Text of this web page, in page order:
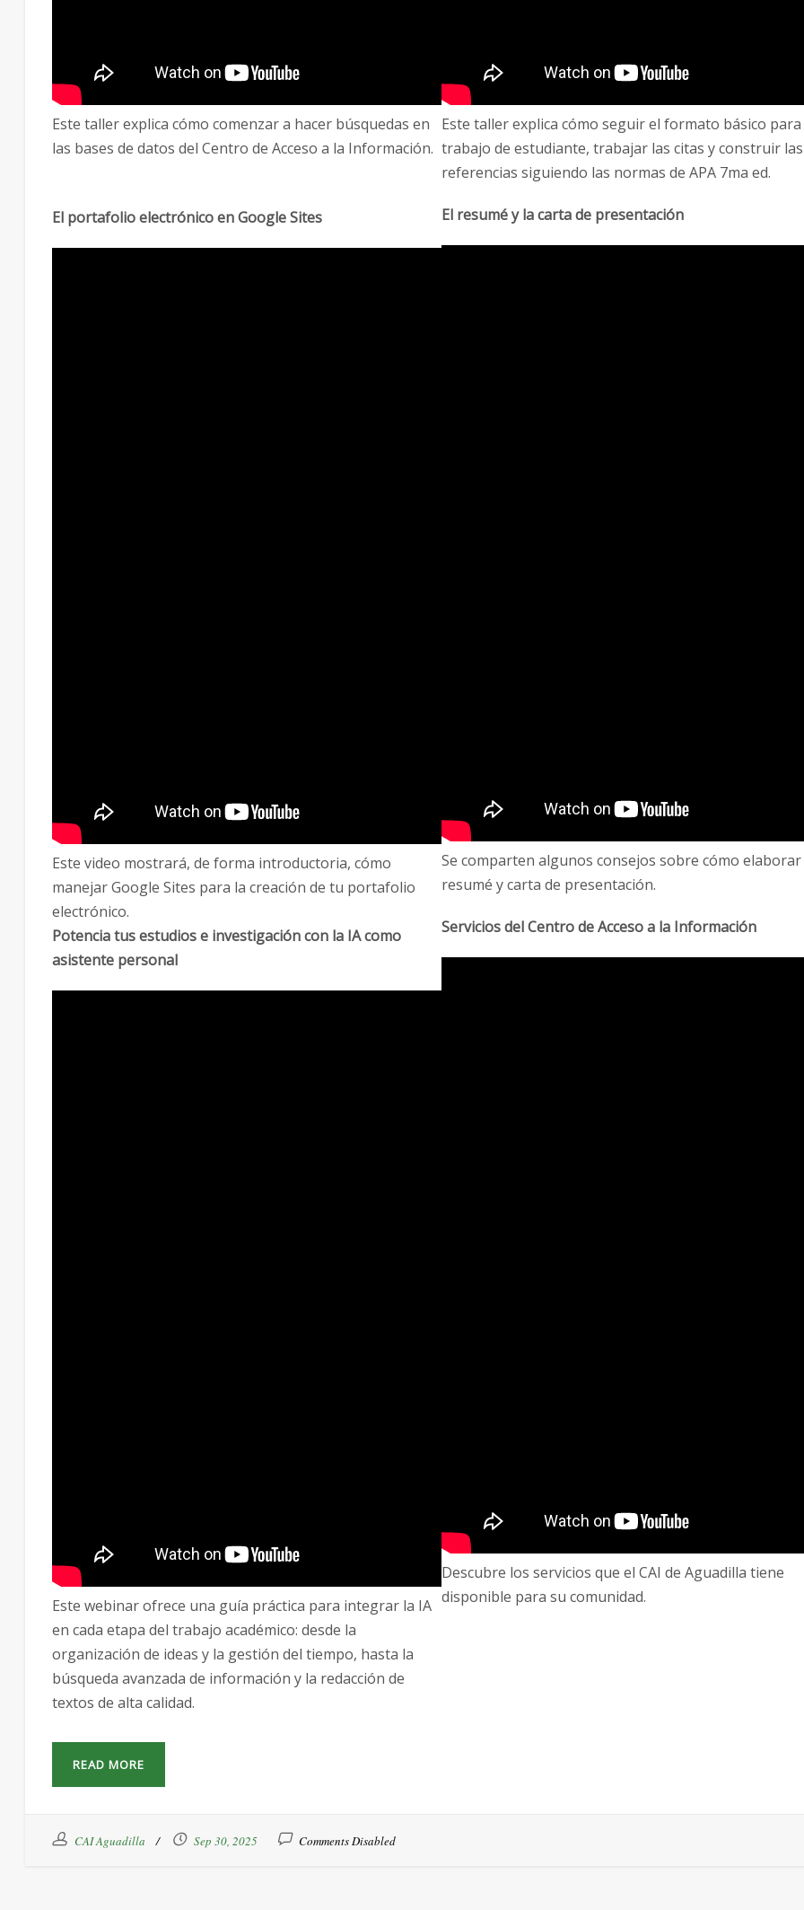
Este taller explica cómo comenzar a hacer búsquedas en
las bases de datos del Centro de Acceso a la Información.
El portafolio electrónico en Google Sites
Este video mostrará, de forma introductoria, cómo
manejar Google Sites para la creación de tu portafolio
electrónico.
Potencia tus estudios e investigación con la IA como
asistente personal
Este webinar ofrece una guía práctica para integrar la IA
en cada etapa del trabajo académico: desde la
organización de ideas y la gestión del tiempo, hasta la
búsqueda avanzada de información y la redacción de
textos de alta calidad.
Este taller explica cómo seguir el formato básico
trabajo de estudiante, trabajar las citas y construir las
referencias siguiendo las normas de APA 7ma ed.
El resumé y la carta de presentación
Se comparten algunos consejos sobre cómo
resumé y carta de presentación.
Servicios del Centro de Acceso a la Información
Descubre los servicios que el CAI de Aguadilla tiene
disponible para su comunidad.
READ MORE
CAI Aguadilla Sep 30, 2025 Comments Disabled